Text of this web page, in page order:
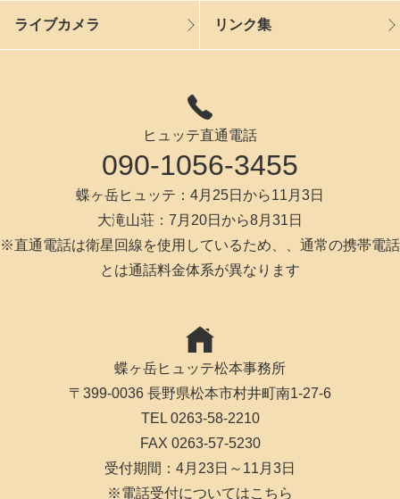
ライブカメラ リンク集
ヒュッテ直通電話
090-1056-3455
蝶ヶ岳ヒュッテ：4月25日から11月3日
大滝山荘：7月20日から8月31日
※直通電話は衛星回線を使用しているため、、通常の携帯電話
とは通話料金体系が異なります
蝶ヶ岳ヒュッテ松本事務所
〒399-0036 長野県松本市村井町南1-27-6
TEL 0263-58-2210
FAX 0263-57-5230
受付期間：4月23日～11月3日
※電話受付についてはこちら